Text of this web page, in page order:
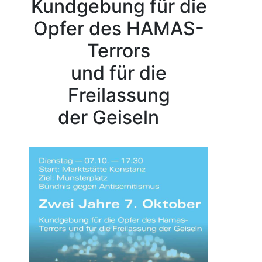
Kundgebung für die
Opfer des HAMAS-
Terrors
und für die
Freilassung
der Geiseln